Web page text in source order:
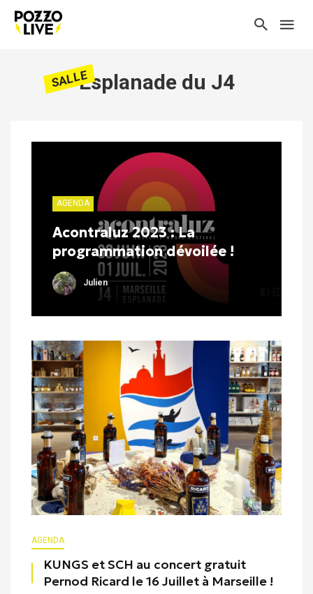
SALLEEsplanade du J4
AGENDA
Acontraluz 2023 : La
programmation dévoilée !
Julien
AGENDA
KUNGS et SCH au concert gratuit
Pernod Ricard le 16 Juillet à Marseille !